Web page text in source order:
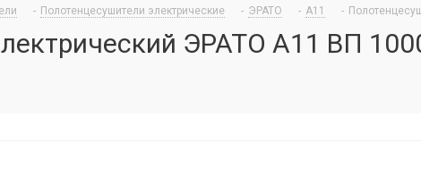
- Полотенцесушители электрические - ЭРАТО - А11 -
ЭРАТО А11 ВП